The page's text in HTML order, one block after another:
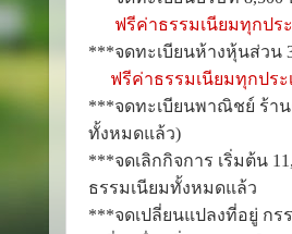
ฟรีค่าธรรมเนียมทุกปร
***จดทะเบียนห้างหุ้นส่วน
ฟรีค่าธรรมเนียมทุกปร
***จดทะเบียนพาณิชย์ ร้า
ทั้งหมดแล้ว)
***จดเลิกกิจการ เริ่มต้น
ธรรมเนียมทั้งหมดแล้ว
***จดเปลี่ยนแปลงที่อยู่ กร